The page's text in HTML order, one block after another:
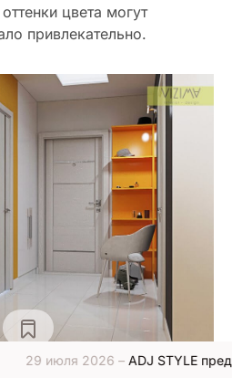
цвета могут
привлекательно.
– ADJ STYLE представляет